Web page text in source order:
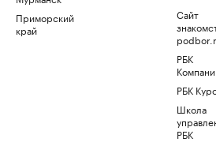
Приморский
край
Сайт
РБК
РБК
Школа
РБК